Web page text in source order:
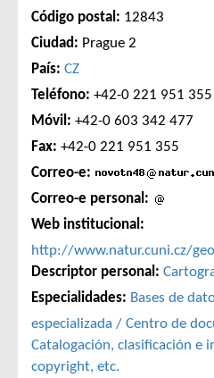
Código postal: 12843
Ciudad: Prague 2
País: CZ
Teléfono: +42-0 221 951 355
Móvil: +42-0 603 342 477
Fax: +42-0 221 951 355
Correo-e:
Correo-e personal:
Web institucional:
http://www.natur.cuni.cz/
Descriptor personal:
Especialidades: Bases de
especializada / Centro de
Catalogación, clasificación e
copyright, etc.